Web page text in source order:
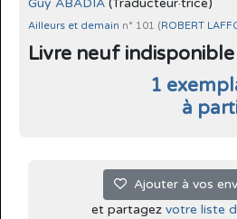
Guy ABADIA (Traducteur·trice)
Ailleurs et demain n° 101 (ROBERT
Livre neuf indisponible
1
à
Ajouter à vos
et partagez votre liste